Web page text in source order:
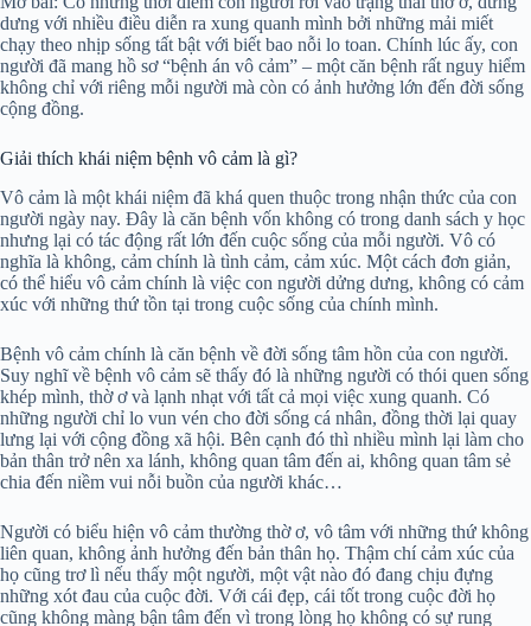
dưng với nhiều điều diễn ra xung quanh mình bởi những mải miết
chạy theo nhịp sống tất bật với biết bao nỗi lo toan. Chính lúc ấy, con
người đã mang hồ sơ “bệnh án vô cảm” – một căn bệnh rất nguy hiểm
không chỉ với riêng mỗi người mà còn có ảnh hưởng lớn đến đời sống
cộng đồng.
Giải thích khái niệm bệnh vô cảm là gì?
Vô cảm là một khái niệm đã khá quen thuộc trong nhận thức của con
người ngày nay. Đây là căn bệnh vốn không có trong danh sách y học
nhưng lại có tác động rất lớn đến cuộc sống của mỗi người. Vô có
nghĩa là không, cảm chính là tình cảm, cảm xúc. Một cách đơn giản,
có thể hiểu vô cảm chính là việc con người dửng dưng, không có cảm
xúc với những thứ tồn tại trong cuộc sống của chính mình.
Bệnh vô cảm chính là căn bệnh về đời sống tâm hồn của con người.
Suy nghĩ về bệnh vô cảm sẽ thấy đó là những người có thói quen sống
khép mình, thờ ơ và lạnh nhạt với tất cả mọi việc xung quanh. Có
những người chỉ lo vun vén cho đời sống cá nhân, đồng thời lại quay
lưng lại với cộng đồng xã hội. Bên cạnh đó thì nhiều mình lại làm cho
bản thân trở nên xa lánh, không quan tâm đến ai, không quan tâm sẻ
chia đến niềm vui nỗi buồn của người khác…
Người có biểu hiện vô cảm thường thờ ơ, vô tâm với những thứ không
liên quan, không ảnh hưởng đến bản thân họ. Thậm chí cảm xúc của
họ cũng trơ lì nếu thấy một người, một vật nào đó đang chịu đựng
những xót đau của cuộc đời. Với cái đẹp, cái tốt trong cuộc đời họ
cũng không màng bận tâm đến vì trong lòng họ không có sự rung